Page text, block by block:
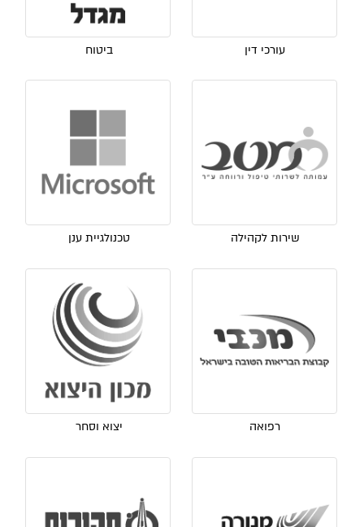
עורכי דין ביטוח
שירות לקהילה טכנולגיית ענן
רפואה יצוא וסחר